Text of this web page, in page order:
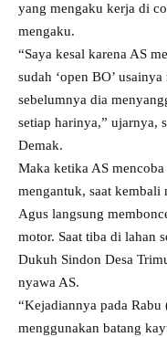
yang mengaku kerja di
mengaku.
“Saya kesal karena AS
sudah ‘open BO’
sebelumnya dia
setiap harinya,” ujarnya,
Demak.
Maka ketika AS
mengantuk, saat
Agus langsung
motor. Saat tiba di lahan
Dukuh Sindon Desa
nyawa AS.
“Kejadiannya pada
menggunakan batang